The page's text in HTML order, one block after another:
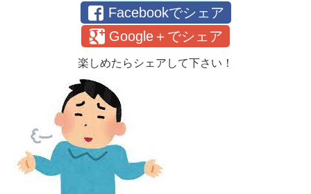
Facebookでシェア
Google＋でシェア
楽しめたらシェアして下さい！